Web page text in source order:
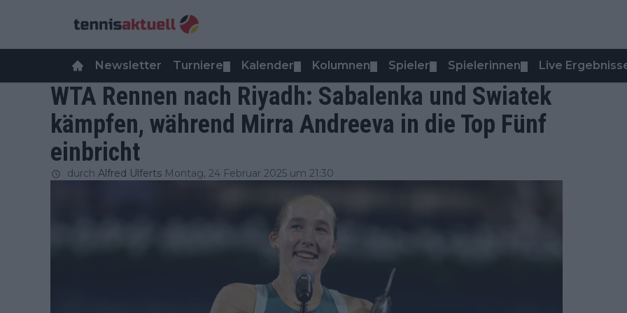
Newsletter Turniere Kalender Kolumnen Spieler Spielerinnen Live
WTA Rennen nach Riyadh: Sabalenka und Swiatek
kämpfen, während Mirra Andreeva in die Top Fünf
einbricht
durch Alfred Ulferts Montag, 24 Februar 2025 um 21:30